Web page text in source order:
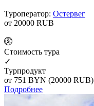
Туроператор: Остервег
от 20000 RUB
Cтоимость тура
✓
Турпродукт
от 751 BYN (20000 RUB)
Подробнее